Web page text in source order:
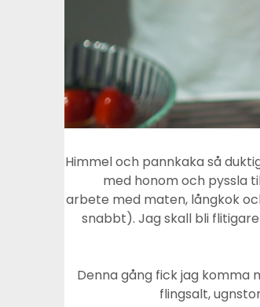
Himmel och pannkaka så
med honom och pyssla
arbete med maten, långkok
snabbt). Jag skall bli
Denna gång fick jag komma
flingsalt,